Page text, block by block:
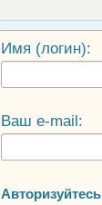
Имя (логин):
Ваш e-mail:
Авторизуйтесь